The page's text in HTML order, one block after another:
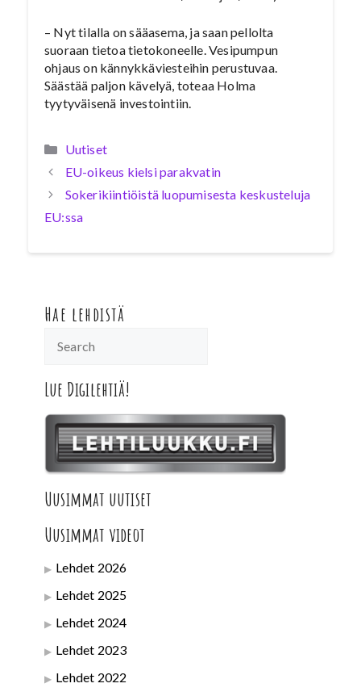
– Nyt tilalla on sääasema, ja saan pellolta
suoraan tietoa tietokoneelle. Vesipumpun
ohjaus on kännykkäviesteihin perustuvaa.
Säästää paljon kävelyä, toteaa Holma
tyytyväisenä investointiin.
Kategoriat
Uutiset
EU-oikeus kielsi parakvatin
Sokerikiintiöistä luopumisesta keskusteluja
EU:ssa
Hae lehdistä
Lue Digilehtiä!
Uusimmat uutiset
Uusimmat videot
Lehdet 2026
Lehdet 2025
Lehdet 2024
Lehdet 2023
Lehdet 2022